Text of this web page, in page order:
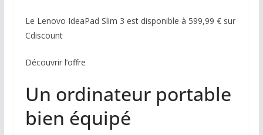
Le Lenovo IdeaPad Slim 3 est disponible à 599,99 € sur
Cdiscount
Découvrir l’offre
Un ordinateur portable
bien équipé